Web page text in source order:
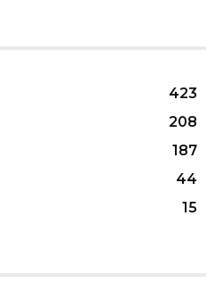
423
208
187
44
15